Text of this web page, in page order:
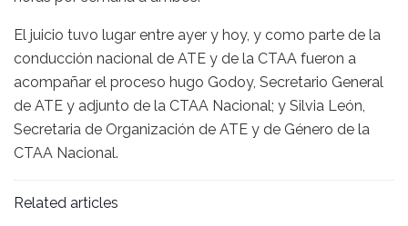
El juicio tuvo lugar entre ayer y hoy, y como parte de la
conducción nacional de ATE y de la CTAA fueron a
acompañar el proceso hugo Godoy, Secretario General
de ATE y adjunto de la CTAA Nacional; y Silvia León,
Secretaria de Organización de ATE y de Género de la
CTAA Nacional.
Related articles